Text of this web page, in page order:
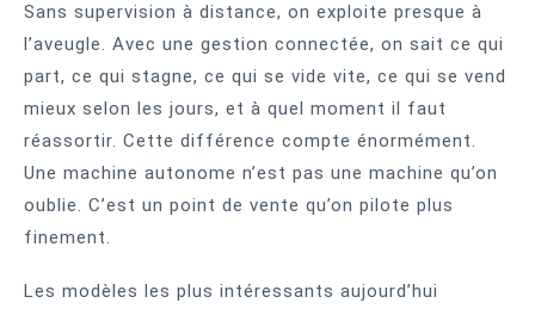
Sans supervision à distance, on exploite presque à
l’aveugle. Avec une gestion connectée, on sait ce qui
part, ce qui stagne, ce qui se vide vite, ce qui se vend
mieux selon les jours, et à quel moment il faut
réassortir. Cette différence compte énormément.
Une machine autonome n’est pas une machine qu’on
oublie. C’est un point de vente qu’on pilote plus
finement.
Les modèles les plus intéressants aujourd’hui